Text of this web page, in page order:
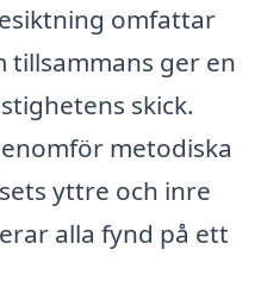
omfattar
tillsammans ger en
skick.
metodiska
yttre och inre
alla fynd på ett